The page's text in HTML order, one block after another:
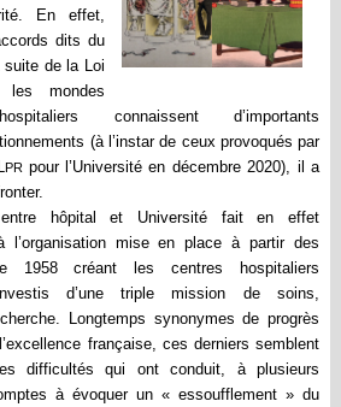
En effet,
dits du
de la Loi
mondes
connaissent d’importants
(à l’instar de ceux provoqués par
PR pour l’Université en décembre 2020), il a
entre hôpital et Université fait en effet
l’organisation mise en place à partir des
1958 créant les centres hospitaliers
d’une triple mission de soins,
Longtemps synonymes de progrès
française, ces derniers semblent
difficultés qui ont conduit, à plusieurs
à évoquer un «essoufflement» du